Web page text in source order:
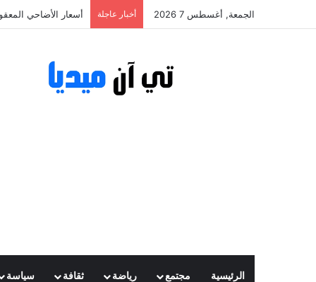
الجمعة, أغسطس 7 2026 أخبار عاجلة أسعار الأضاحي المعقولة
الرئيسية مجتمع رياضة ثقافة سياسة